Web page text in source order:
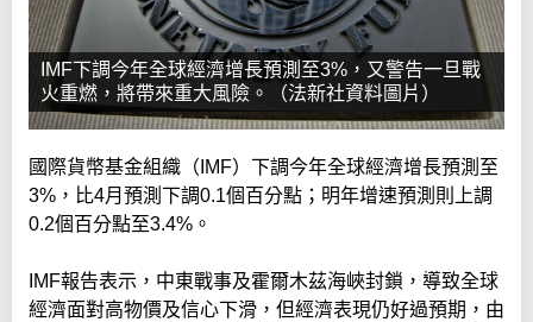
IMF下調今年全球經濟增長預測至3%，又警告一旦戰
火重燃，將帶來重大風險。（法新社資料圖片）
國際貨幣基金組織（IMF）下調今年全球經濟增長預測至
3%，比4月預測下調0.1個百分點；明年增速預測則上調
0.2個百分點至3.4%。
IMF報告表示，中東戰事及霍爾木茲海峽封鎖，導致全球
經濟面對高物價及信心下滑，但經濟表現仍好過預期，由